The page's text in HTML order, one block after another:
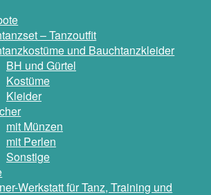
– Tanzoutfit
und Bauchtanzkleider
BH und Gürtel
Kostüme
Kleider
mit Münzen
mit Perlen
Sonstige
Werkstatt für Tanz, Training und